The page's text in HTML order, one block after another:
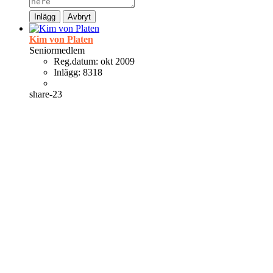
Inlägg Avbryt
Kim von Platen
Seniormedlem
Reg.datum: okt 2009
Inlägg: 8318
share-23